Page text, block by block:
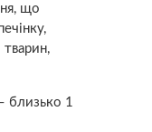
що
тварин,
близько 1